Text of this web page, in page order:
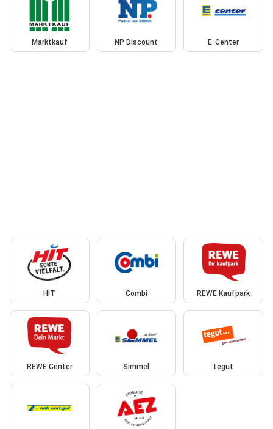
Marktkauf NP Discount E-Center
HIT Combi REWE Kaufpark
REWE Center Simmel tegut